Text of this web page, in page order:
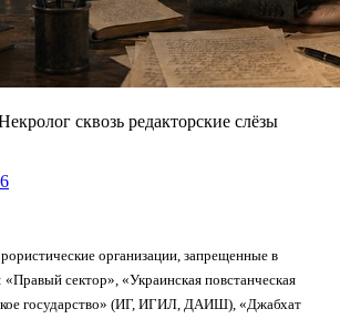
сквозь редакторские слёзы
организации, запрещенные в
сектор», «Украинская повстанческая
государство» (ИГ, ИГИЛ, ДАИШ), «Джабхат